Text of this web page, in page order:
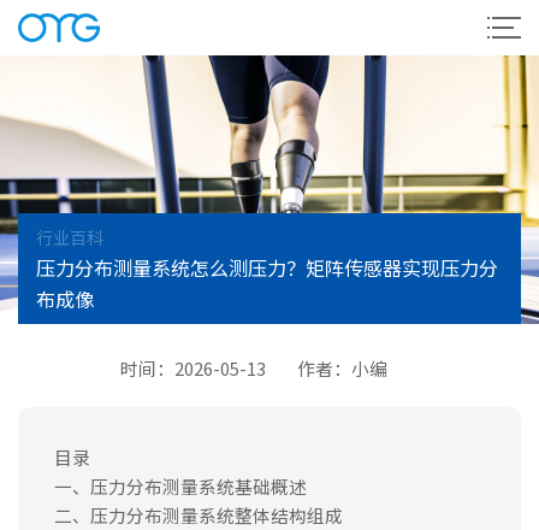
行业百科
压力分布测量系统怎么测压力？矩阵传感器实现压力分
布成像
时间：2026-05-13 作者：小编
目录
一、压力分布测量系统基础概述
二、压力分布测量系统整体结构组成